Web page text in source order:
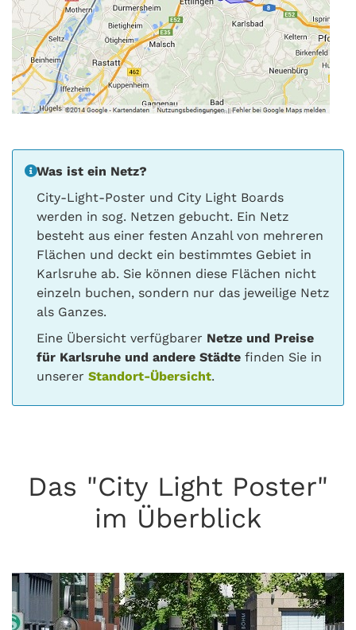
Was ist ein Netz?
City-Light-Poster und City Light Boards
werden in sog. Netzen gebucht. Ein Netz
besteht aus einer festen Anzahl von mehreren
Flächen und deckt ein bestimmtes Gebiet in
Karlsruhe ab. Sie können diese Flächen nicht
einzeln buchen, sondern nur das jeweilige Netz
als Ganzes.
Eine Übersicht verfügbarer Netze und Preise
für Karlsruhe und andere Städte finden Sie in
unsererStandort-Übersicht.
Das "City Light Poster"
im Überblick